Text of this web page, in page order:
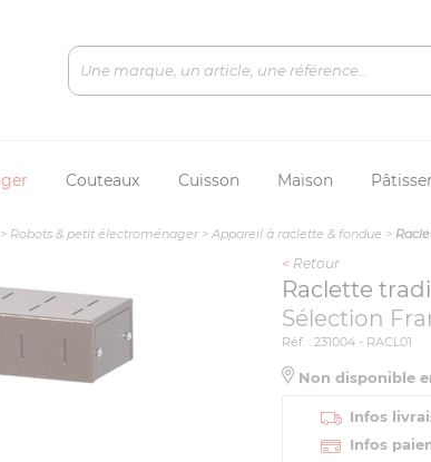
Couteaux Cuisson Maison
Robots & petit électroménager> Appareil à raclette & fondue >
< Retour
Raclette
Sélection
Réf. : 231004 - RACL01
Non disponible
Infos
Infos